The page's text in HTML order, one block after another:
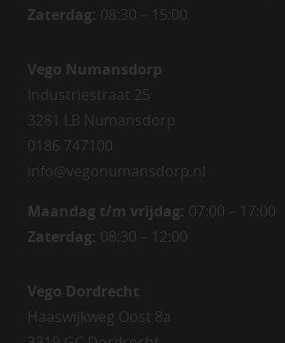
Zaterdag: 08:30 – 15:00
Vego Numansdorp
Industriestraat 25
3281 LB Numansdorp
0186 747100
info@vegonumansdorp.nl
Maandag t/m vrijdag: 07:00 – 17:00
Zaterdag: 08:30 – 12:00
Vego Dordrecht
Haaswijkweg Oost 8a